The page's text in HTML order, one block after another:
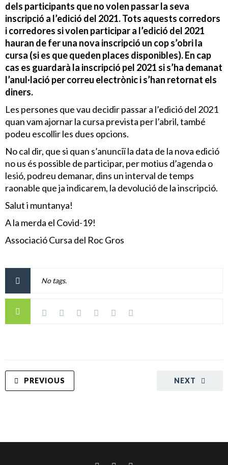
dels participants que no volen passar la seva
inscripció a l’edició del 2021. Tots aquests corredors
i corredores si volen participar a l’edició del 2021
hauran de fer una nova inscripció un cop s’obri la
cursa (si es que queden places disponibles). En cap
cas es guardarà la inscripció pel 2021 si s’ha demanat
l’anul·lació per correu electrònic i s’han retornat els
diners.
Les persones que vau decidir passar a l’edició del 2021
quan vam ajornar la cursa prevista per l’abril, també
podeu escollir les dues opcions.
No cal dir, que si quan s’anunciï la data de la nova edició
no us és possible de participar, per motius d’agenda o
lesió, podreu demanar, dins un interval de temps
raonable que ja indicarem, la devolució de la inscripció.
Salut i muntanya!
A la merda el Covid-19!
Associació Cursa del Roc Gros
No tags.
NEXT
PREVIOUS